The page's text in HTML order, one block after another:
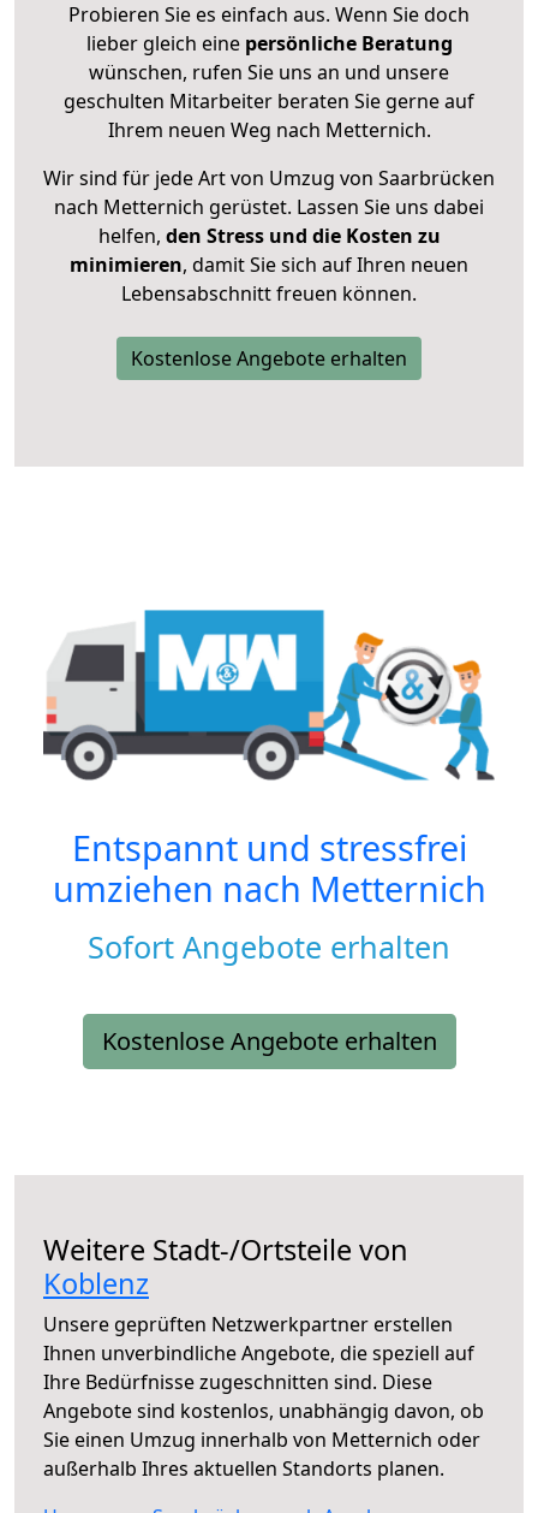
Probieren Sie es einfach aus. Wenn Sie doch
lieber gleich eine persönliche Beratung
wünschen, rufen Sie uns an und unsere
geschulten Mitarbeiter beraten Sie gerne auf
Ihrem neuen Weg nach Metternich.
Wir sind für jede Art von Umzug von Saarbrücken
nach Metternich gerüstet. Lassen Sie uns dabei
helfen, den Stress und die Kosten zu
minimieren, damit Sie sich auf Ihren neuen
Lebensabschnitt freuen können.
Kostenlose Angebote erhalten
Entspannt und stressfrei
umziehen nach Metternich
Sofort Angebote erhalten
Kostenlose Angebote erhalten
Weitere Stadt-/Ortsteile von
Koblenz
Unsere geprüften Netzwerkpartner erstellen
Ihnen unverbindliche Angebote, die speziell auf
Ihre Bedürfnisse zugeschnitten sind. Diese
Angebote sind kostenlos, unabhängig davon, ob
Sie einen Umzug innerhalb von Metternich oder
außerhalb Ihres aktuellen Standorts planen.